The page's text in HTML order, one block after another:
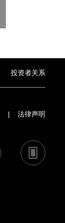
投资者关系
| 法律声明